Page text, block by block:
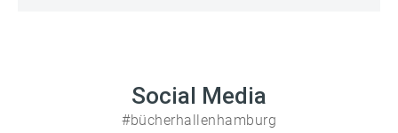
Social Media
#bücherhallenhamburg